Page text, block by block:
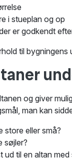
i stueplan og op
er godkendt
til bygningens
og giver
man kan
store eller små?
søjler?
til en altan med